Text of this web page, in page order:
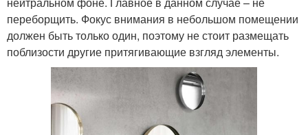
переборщить. Фокус внимания в небольшом помещении
должен быть только один, поэтому не стоит размещать
поблизости другие притягивающие взгляд элементы.